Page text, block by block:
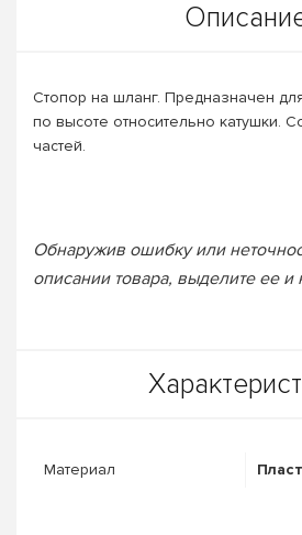
Cтопор на шланг. Предназначен
по высоте относительно катушки.
частей.
Обнаружив ошибку или
описании товара, выделите ее и
Материал